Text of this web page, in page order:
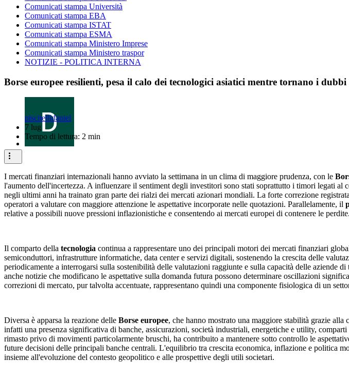
Comunicati stampa Università
Comunicati stampa EBA
Comunicati stampa ISTAT
Comunicati stampa ESMA
Comunicati stampa Ministero Imprese
Comunicati stampa Ministero traspor
NOTIZIE - POLITICA INTERNA
Borse europee resilienti, pesa il calo dei tecnologici asiatici mentre tornano i
piscitellidaniel
7 lug
Tempo di lettura: 2 min
I mercati finanziari internazionali hanno avviato la settimana in un clima di maggiore prudenza, con le
l'aumento dell'incertezza. A influenzare il sentiment degli investitori sono stati soprattutto i timori legati
negli ultimi anni ha trainato gran parte dei rialzi dei mercati azionari mondiali. La forte correzione
operatori a valutare con maggiore attenzione le aspettative incorporate nelle quotazioni. Parallelamente, il
relative a possibili nuove pressioni inflazionistiche e consentendo ai mercati europei di contenere le perdite.
Il comparto della tecnologia continua a rappresentare uno dei principali motori dei mercati finanziari
semiconduttori, infrastrutture informatiche, data center e servizi digitali, sostenendo la crescita delle
periodicamente a interrogarsi sulla sostenibilità delle valutazioni raggiunte e sulla capacità delle
anche notizie che modificano le aspettative sulla domanda futura possono determinare oscillazioni
correzioni di mercato, pur talvolta accentuate, rappresentano quindi una componente fisiologica di un
Diversa è apparsa la reazione delle Borse europee, che hanno mostrato una maggiore stabilità grazie
infatti una presenza significativa di banche, assicurazioni, società industriali, energetiche e utility,
rimasto privo di movimenti particolarmente bruschi, ha contribuito a mantenere sotto controllo le
future decisioni delle principali banche centrali. L'equilibrio tra crescita economica, inflazione e politica
insieme all'evoluzione del contesto geopolitico e alle prospettive degli utili societari.